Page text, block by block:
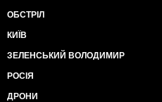
ОБСТРІЛ
КИЇВ
ЗЕЛЕНСЬКИЙ ВОЛОДИМИР
РОСІЯ
ДРОНИ